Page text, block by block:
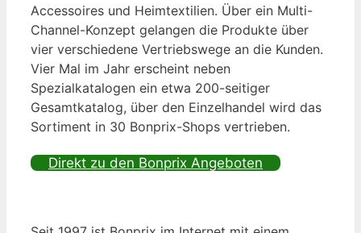
Accessoires und Heimtextilien. Über ein Multi-
Channel-Konzept gelangen die Produkte über
vier verschiedene Vertriebswege an die Kunden.
Vier Mal im Jahr erscheint neben
Spezialkatalogen ein etwa 200-seitiger
Gesamtkatalog, über den Einzelhandel wird das
Sortiment in 30 Bonprix-Shops vertrieben.
Direkt zu den Bonprix Angeboten